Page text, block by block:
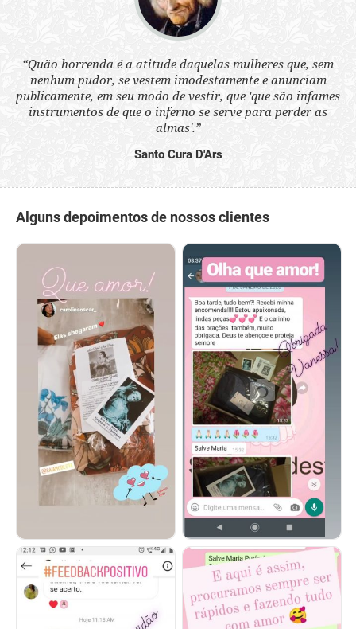
“Quão horrenda é a atitude daquelas mulheres que, sem
nenhum pudor, se vestem imodestamente e anunciam
publicamente, em seu modo de vestir, que 'que são infames
instrumentos de que o inferno se serve para perder as
almas'.”
Santo Cura D'Ars
Alguns depoimentos de nossos clientes